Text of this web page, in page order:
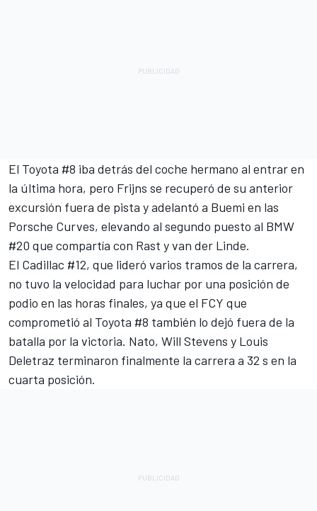
El Toyota #8 iba detrás del coche hermano al entrar en
la última hora, pero Frijns se recuperó de su anterior
excursión fuera de pista y adelantó a Buemi en las
Porsche Curves, elevando al segundo puesto al BMW
#20 que compartía con Rast y van der Linde.
El Cadillac #12, que lideró varios tramos de la carrera,
no tuvo la velocidad para luchar por una posición de
podio en las horas finales, ya que el FCY que
comprometió al Toyota #8 también lo dejó fuera de la
batalla por la victoria. Nato, Will Stevens y Louis
Deletraz terminaron finalmente la carrera a 32 s en la
cuarta posición.